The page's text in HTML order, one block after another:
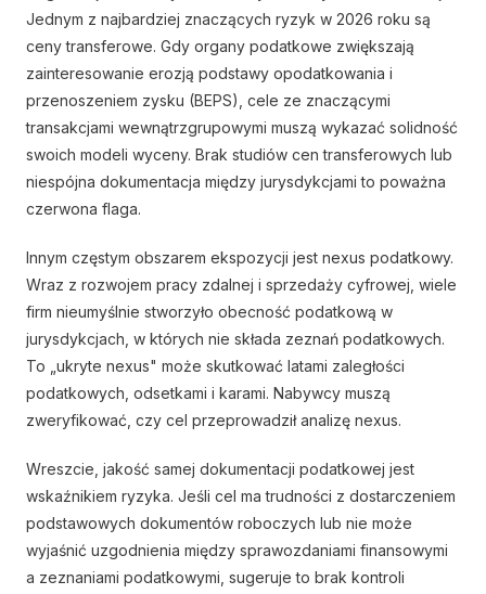
Jednym z najbardziej znaczących ryzyk w 2026 roku są
ceny transferowe. Gdy organy podatkowe zwiększają
zainteresowanie erozją podstawy opodatkowania i
przenoszeniem zysku (BEPS), cele ze znaczącymi
transakcjami wewnątrzgrupowymi muszą wykazać solidność
swoich modeli wyceny. Brak studiów cen transferowych lub
niespójna dokumentacja między jurysdykcjami to poważna
czerwona flaga.
Innym częstym obszarem ekspozycji jest nexus podatkowy.
Wraz z rozwojem pracy zdalnej i sprzedaży cyfrowej, wiele
firm nieumyślnie stworzyło obecność podatkową w
jurysdykcjach, w których nie składa zeznań podatkowych.
To „ukryte nexus" może skutkować latami zaległości
podatkowych, odsetkami i karami. Nabywcy muszą
zweryfikować, czy cel przeprowadził analizę nexus.
Wreszcie, jakość samej dokumentacji podatkowej jest
wskaźnikiem ryzyka. Jeśli cel ma trudności z dostarczeniem
podstawowych dokumentów roboczych lub nie może
wyjaśnić uzgodnienia między sprawozdaniami finansowymi
a zeznaniami podatkowymi, sugeruje to brak kontroli